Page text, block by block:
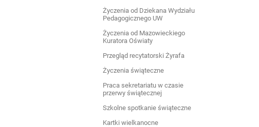
Życzenia od Dziekana Wydziału
Pedagogicznego UW
Życzenia od Mazowieckiego
Kuratora Oświaty
Przegląd recytatorski Żyrafa
Życzenia świąteczne
Praca sekretariatu w czasie
przerwy świątecznej
Szkolne spotkanie świąteczne
Kartki wielkanocne